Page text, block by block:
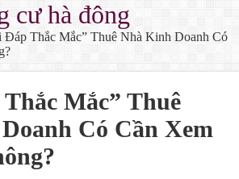
cư hà đông
Đáp Thắc Mắc” Thuê Nhà Kinh Doanh Có
Mắc” Thuê
Có Cần Xem